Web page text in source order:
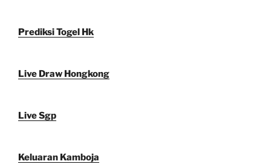
Prediksi Togel Hk
Live Draw Hongkong
Live Sgp
Keluaran Kamboja